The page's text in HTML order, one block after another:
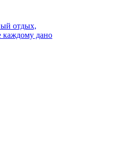
отдых,
дано